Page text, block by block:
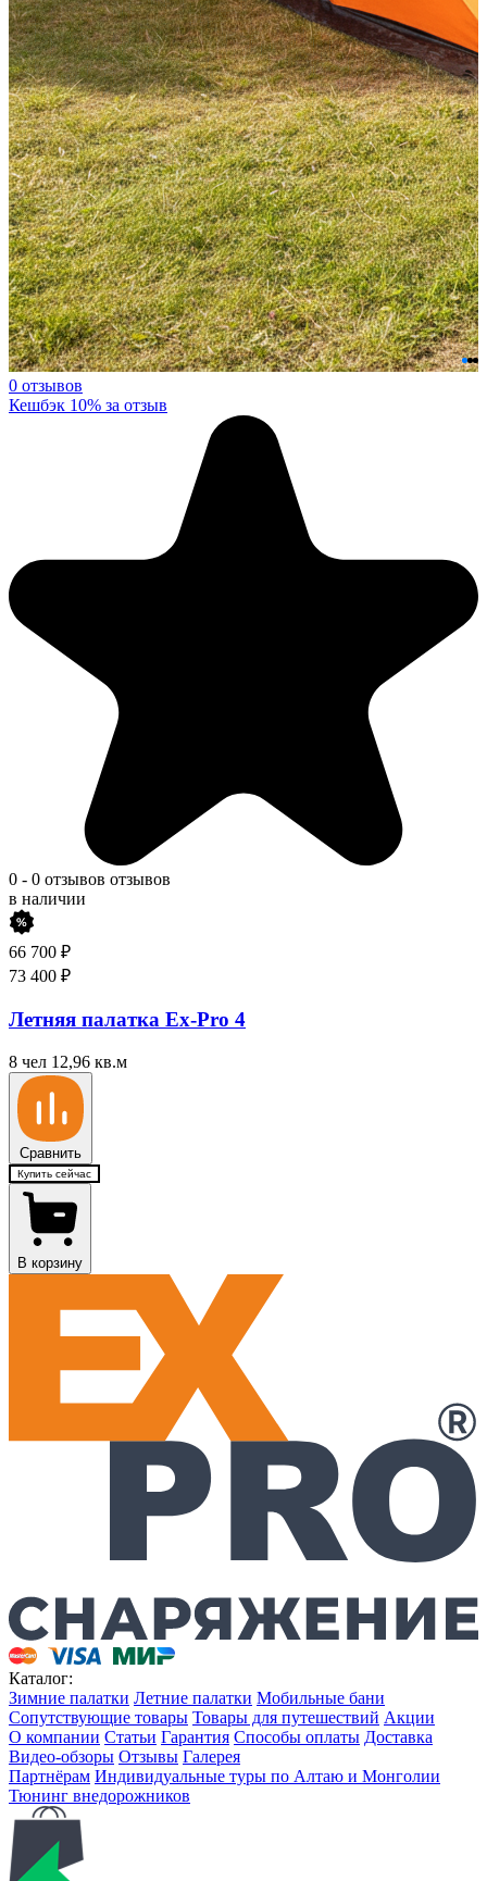
0 отзывов
Кешбэк 10% за отзыв
0 - 0 отзывов отзывов
в наличии
66 700 ₽
73 400 ₽
Летняя палатка Ex-Pro 4
8 чел 12,96 кв.м
Сравнить
Купить сейчас
В корзину
Каталог:
Зимние палатки Летние палатки Мобильные бани
Сопутствующие товары Товары для путешествий Акции
О компании Статьи Гарантия Способы оплаты Доставка
Видео-обзоры Отзывы Галерея
Партнёрам Индивидуальные туры по Алтаю и Монголии
Тюнинг внедорожников